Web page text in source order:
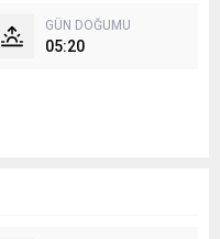
GÜN DOĞUMU
05:20